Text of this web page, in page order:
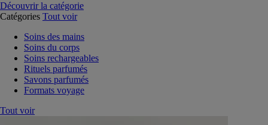
Découvrir la catégorie
Catégories Tout voir
Soins des mains
Soins du corps
Soins rechargeables
Rituels parfumés
Savons parfumés
Formats voyage
Tout voir